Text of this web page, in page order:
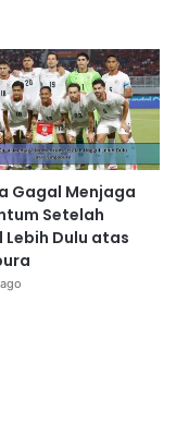
Gagal Menjaga
Setelah
Lebih Dulu atas